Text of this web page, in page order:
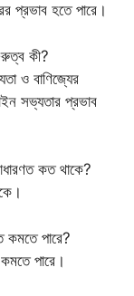
প্রভাব হতে পারে।
কী?
ও বাণিজ্যের
সভ্যতার প্রভাব
কত থাকে?
কমতে পারে?
পারে।